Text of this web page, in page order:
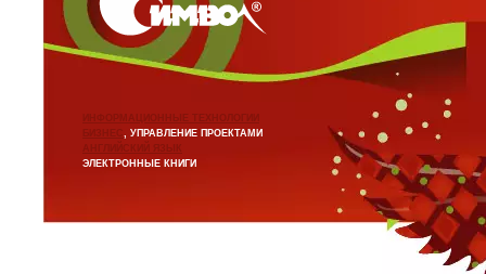
ИНФОРМАЦИОННЫЕ ТЕХНОЛОГИИ
БИЗНЕС, УПРАВЛЕНИЕ ПРОЕКТАМИ
АНГЛИЙСКИЙ ЯЗЫК
ЭЛЕКТРОННЫЕ КНИГИ